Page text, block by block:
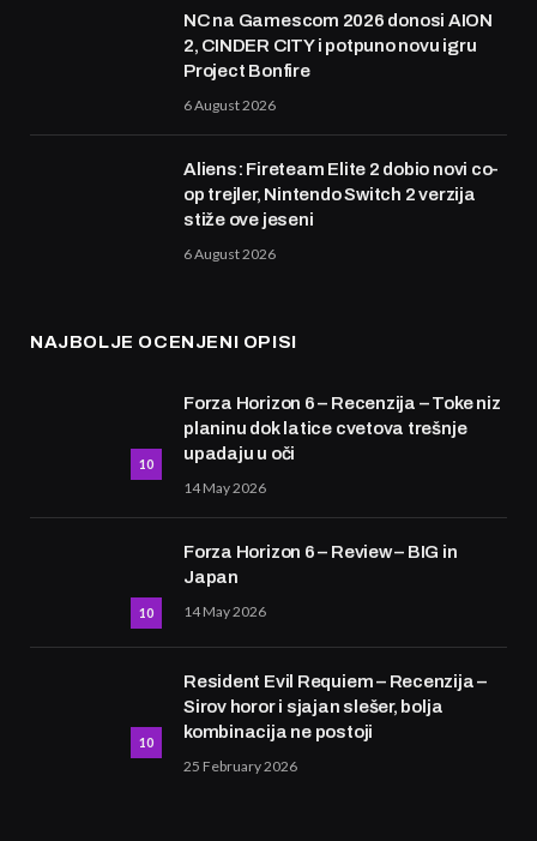
NC na Gamescom 2026 donosi AION
2, CINDER CITY i potpuno novu igru
Project Bonfire
6 August 2026
Aliens: Fireteam Elite 2 dobio novi co-
op trejler, Nintendo Switch 2 verzija
stiže ove jeseni
6 August 2026
NAJBOLJE OCENJENI OPISI
10
Forza Horizon 6 – Recenzija – Toke niz
planinu dok latice cvetova trešnje
upadaju u oči
14 May 2026
10
Forza Horizon 6 – Review – BIG in
Japan
14 May 2026
10
Resident Evil Requiem – Recenzija –
Sirov horor i sjajan slešer, bolja
kombinacija ne postoji
25 February 2026